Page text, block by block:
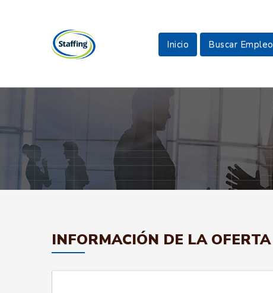
Inicio Buscar Empleo
INFORMACIÓN DE LA OFERTA